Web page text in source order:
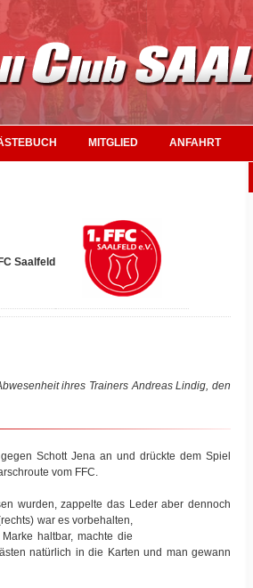
MITGLIED ANFAHRT
Saalfeld
ihres Trainers Andreas Lindig, den
Schott Jena an und drückte dem Spiel
vom FFC.
wurden, zappelte das Leder aber dennoch
war es vorbehalten,
haltbar, machte die
natürlich in die Karten und man gewann